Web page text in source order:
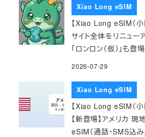
Xiao Long eSIM
【Xiao Long eSIM（小
サイト全体をリニュー
「ロンロン（仮）」も登場
2026-07-29
Xiao Long eSIM
【Xiao Long eSIM（小
【新登場】アメリカ
eSIM（通話・SMS込